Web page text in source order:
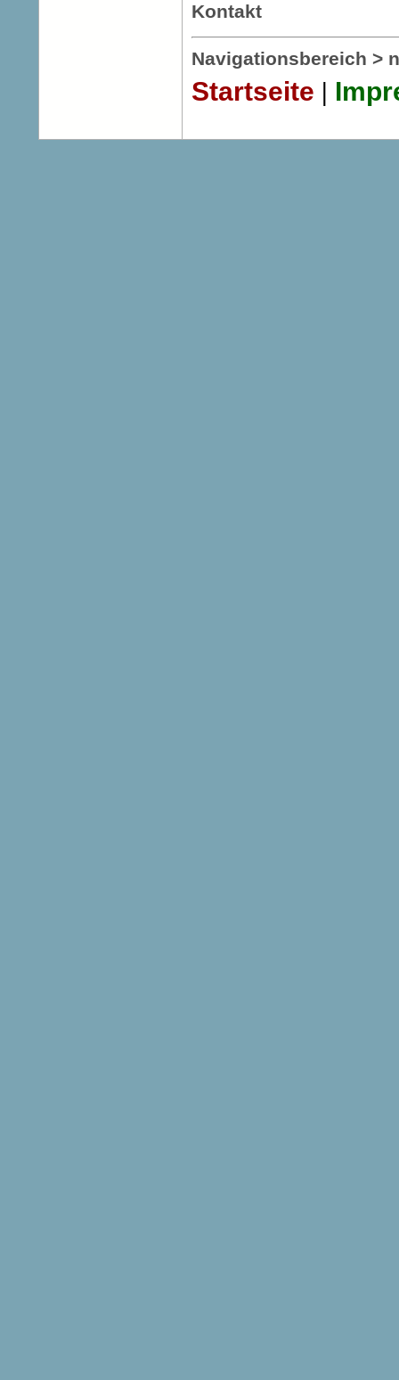
Kontakt
Navigationsbereich >
Startseite |